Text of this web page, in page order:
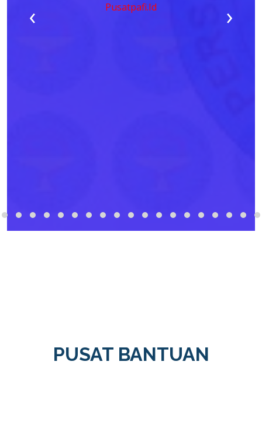
Pusatpafi.id
‹ ›
PUSAT BANTUAN